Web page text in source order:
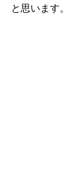
と思います。